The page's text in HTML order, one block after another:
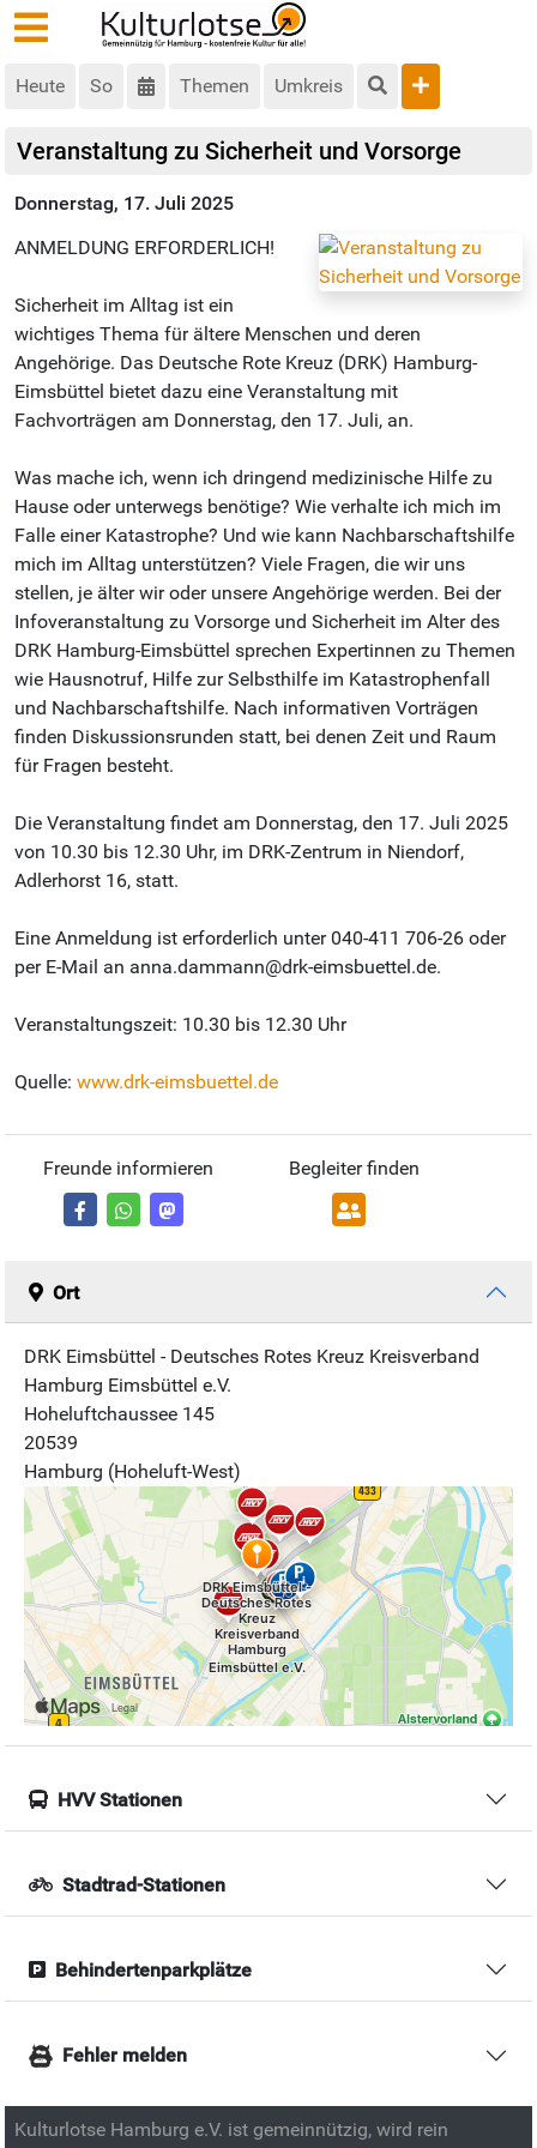
Heute So Themen Umkreis
Veranstaltung zu Sicherheit und Vorsorge
Donnerstag, 17. Juli 2025
ANMELDUNG ERFORDERLICH!
Sicherheit im Alltag ist ein
wichtiges Thema für ältere Menschen und deren
Angehörige. Das Deutsche Rote Kreuz (DRK) Hamburg-
Eimsbüttel bietet dazu eine Veranstaltung mit
Fachvorträgen am Donnerstag, den 17. Juli, an.
Was mache ich, wenn ich dringend medizinische Hilfe zu
Hause oder unterwegs benötige? Wie verhalte ich mich im
Falle einer Katastrophe? Und wie kann Nachbarschaftshilfe
mich im Alltag unterstützen? Viele Fragen, die wir uns
stellen, je älter wir oder unsere Angehörige werden. Bei der
Infoveranstaltung zu Vorsorge und Sicherheit im Alter des
DRK Hamburg-Eimsbüttel sprechen Expertinnen zu Themen
wie Hausnotruf, Hilfe zur Selbsthilfe im Katastrophenfall
und Nachbarschaftshilfe. Nach informativen Vorträgen
finden Diskussionsrunden statt, bei denen Zeit und Raum
für Fragen besteht.
Die Veranstaltung findet am Donnerstag, den 17. Juli 2025
von 10.30 bis 12.30 Uhr, im DRK-Zentrum in Niendorf,
Adlerhorst 16, statt.
Eine Anmeldung ist erforderlich unter 040-411 706-26 oder
per E-Mail an anna.dammann@drk-eimsbuettel.de.
Veranstaltungszeit: 10.30 bis 12.30 Uhr
Quelle: www.drk-eimsbuettel.de
Freunde informieren Begleiter finden
Ort
DRK Eimsbüttel - Deutsches Rotes Kreuz Kreisverband
Hamburg Eimsbüttel e.V.
Hoheluftchaussee 145
20539
Hamburg (Hoheluft-West)
HVV Stationen
Stadtrad-Stationen
Behindertenparkplätze
Fehler melden
Kulturlotse Hamburg e.V. ist gemeinnützig, wird rein